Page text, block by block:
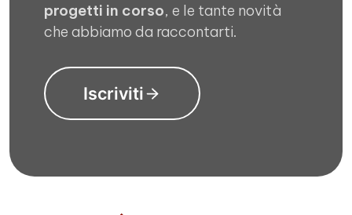
progetti in corso, e le tante novità
che abbiamo da raccontarti.
Iscriviti